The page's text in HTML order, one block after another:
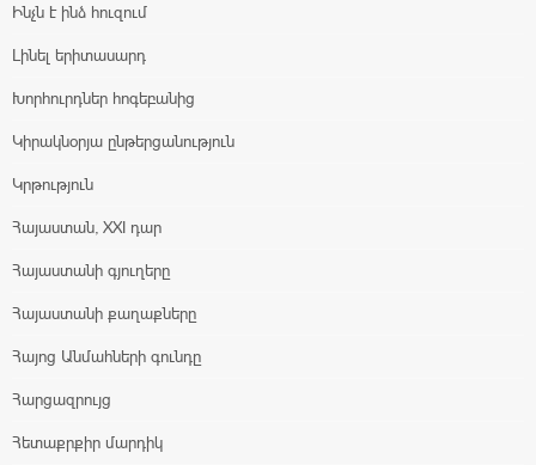
Ինչն է ինձ հուզում
Լինել երիտասարդ
Խորհուրդներ հոգեբանից
Կիրակնօրյա ընթերցանություն
Կրթություն
Հայաստան, XXI դար
Հայաստանի գյուղերը
Հայաստանի քաղաքները
Հայոց Անմահների գունդը
Հարցազրույց
Հետաքրքիր մարդիկ